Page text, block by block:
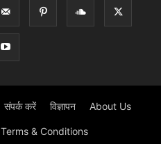
संपर्क करें विज्ञापन About Us
Terms & Conditions